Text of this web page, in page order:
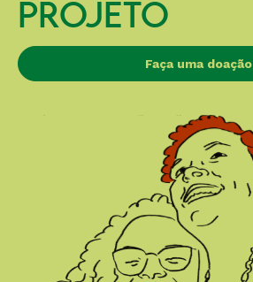
PROJETO
Faça uma doação